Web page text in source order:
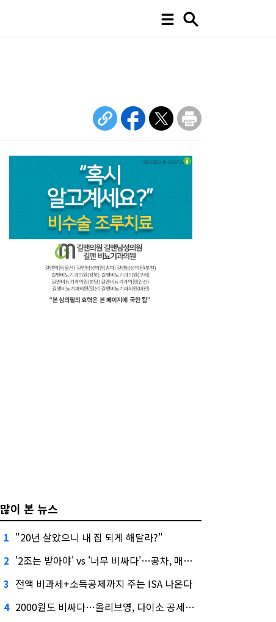
많이 본 뉴스
1 "20년 살았으니 내 집 되게 해달라?"
2 '2조는 받아야' vs '너무 비싸다'…공차, 매각 성공할까
3 전액 비과세+소득공제까지 주는 ISA 나온다
4 2000원도 비싸다…올리브영, 다이소 공세에 '가성비'로 맞불